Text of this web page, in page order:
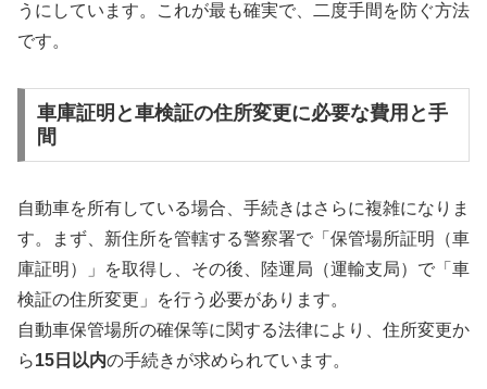
うにしています。これが最も確実で、二度手間を防ぐ方法
です。
車庫証明と車検証の住所変更に必要な費用と手
間
自動車を所有している場合、手続きはさらに複雑になりま
す。まず、新住所を管轄する警察署で「保管場所証明（車
庫証明）」を取得し、その後、陸運局（運輸支局）で「車
検証の住所変更」を行う必要があります。
自動車保管場所の確保等に関する法律により、住所変更か
ら15日以内の手続きが求められています。